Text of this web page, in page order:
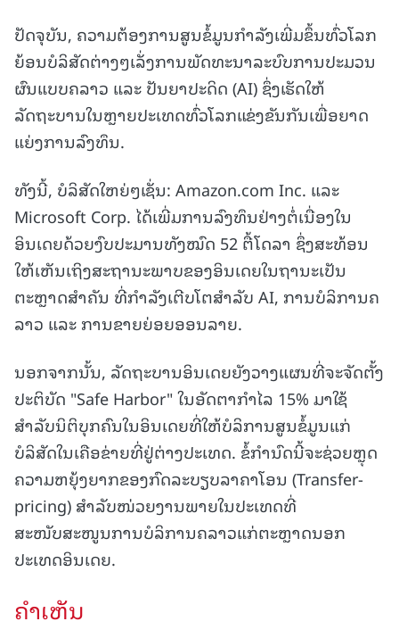
ປັດຈຸບັນ, ຄວາມຕ້ອງການສູນຂໍ້ມູນກຳລັງເພີ່ມຂຶ້ນທົ່ວໂລກ
ຍ້ອນບໍລິສັດຕ່າງໆເລັ່ງການພັດທະນາລະບົບການປະມວນ
ຜົນແບບຄລາວ ແລະ ປັນຍາປະດິດ (AI) ຊຶ່ງເຮັດໃຫ້
ລັດຖະບານໃນຫຼາຍປະເທດທົ່ວໂລກແຂ່ງຂັນກັນເພື່ອຍາດ
ແຍ່ງການລົງທຶນ.
ທັງນີ້, ບໍລິສັດໃຫຍ່ໆເຊັ່ນ: Amazon.com Inc. ແລະ
Microsoft Corp. ໄດ້ເພີ່ມການລົງທຶນຢ່າງຕໍ່ເນື່ອງໃນ
ອິນເດຍດ້ວຍງົບປະມານທັງໝົດ 52 ຕື້ໂດລາ ຊຶ່ງສະທ້ອນ
ໃຫ້ເຫັນເຖິງສະຖານະພາບຂອງອິນເດຍໃນຖານະເປັນ
ຕະຫຼາດສຳຄັນ ທີ່ກຳລັງເຕີບໂຕສຳລັບ AI, ການບໍລິການຄ
ລາວ ແລະ ການຂາຍຍ່ອຍອອນລາຍ.
ນອກຈາກນັ້ນ, ລັດຖະບານອິນເດຍຍັງວາງແຜນທີ່ຈະຈັດຕັ້ງ
ປະຕິບັດ "Safe Harbor" ໃນອັດຕາກຳໄລ 15% ມາໃຊ້
ສຳລັບນິຕິບຸກຄົນໃນອິນເດຍທີ່ໃຫ້ບໍລິການສູນຂໍ້ມູນແກ່
ບໍລິສັດໃນເຄືອຂ່າຍທີ່ຢູ່ຕ່າງປະເທດ. ຂໍ້ກຳນົດນີ້ຈະຊ່ວຍຫຼຸດ
ຄວາມຫຍຸ້ງຍາກຂອງກົດລະບຽບລາຄາໂອນ (Transfer-
pricing) ສຳລັບໜ່ວຍງານພາຍໃນປະເທດທີ່
ສະໜັບສະໜູນການບໍລິການຄລາວແກ່ຕະຫຼາດນອກ
ປະເທດອິນເດຍ.
ຄໍາເຫັນ